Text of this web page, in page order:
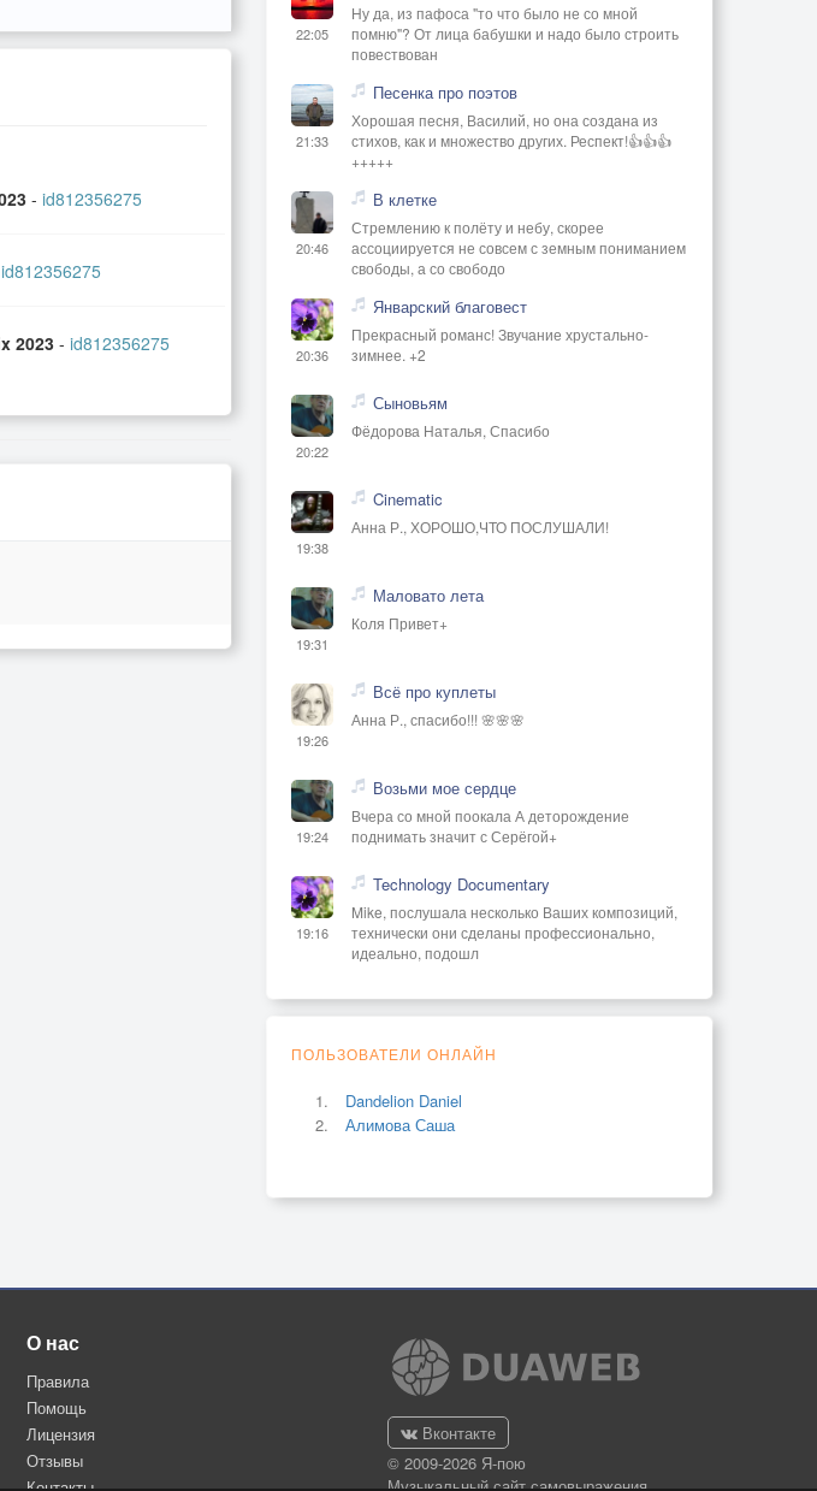
- id812356275
id812356275
2023 - id812356275
22:05
Ну да, из пафоса "то что было не со мной
помню"? От лица бабушки и надо было строить
повествован
21:33
Песенка про поэтов
Хорошая песня, Василий, но она создана из
стихов, как и множество других. Респект!👍👍👍
+++++
20:46
В клетке
Стремлению к полёту и небу, скорее
ассоциируется не совсем с земным пониманием
свободы, а со свободо
20:36
Январский благовест
Прекрасный романс! Звучание хрустально-
зимнее. +2
20:22
Сыновьям
Фёдорова Наталья, Спасибо
19:38
Cinematic
Анна Р., ХОРОШО,ЧТО ПОСЛУШАЛИ!
19:31
Маловато лета
Коля Привет+
19:26
Всё про куплеты
Анна Р., спасибо!!! 🌸🌸🌸
19:24
Возьми мое сердце
Вчера со мной поокала А деторождение
поднимать значит с Серёгой+
19:16
Technology Documentary
Mike, послушала несколько Ваших композиций,
технически они сделаны профессионально,
идеально, подошл
ПОЛЬЗОВАТЕЛИ ОНЛАЙН
Dandelion Daniel
Алимова Саша
О нас
Правила
Помощь
Лицензия
Отзывы
Вконтакте
© 2009-2026 Я-пою
Музыкальный сайт самовыражения